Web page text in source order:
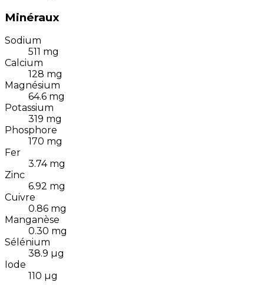
Minéraux
Sodium
511 mg
Calcium
128 mg
Magnésium
64.6 mg
Potassium
319 mg
Phosphore
170 mg
Fer
3.74 mg
Zinc
6.92 mg
Cuivre
0.86 mg
Manganèse
0.30 mg
Sélénium
38.9 µg
Iode
110 µg